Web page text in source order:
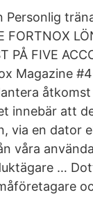
PÅ FIVE
Magazine
innebär att
via en dator
våra
…